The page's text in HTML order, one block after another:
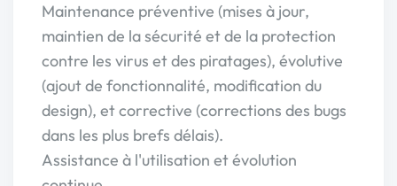
Maintenance préventive (mises à jour,
maintien de la sécurité et de la protection
contre les virus et des piratages), évolutive
(ajout de fonctionnalité, modification du
design), et corrective (corrections des bugs
dans les plus brefs délais).
Assistance à l'utilisation et évolution